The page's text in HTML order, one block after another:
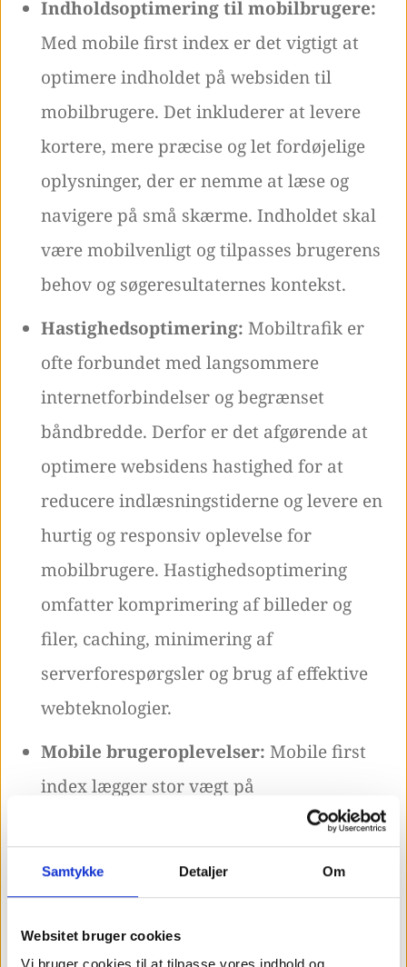
Samtykke Detaljer Om
Websitet bruger cookies
Indholdsoptimering til mobilbrugere:
Med mobile first index er det vigtigt at
optimere indholdet på websiden til
mobilbrugere. Det inkluderer at levere
kortere, mere præcise og let fordøjelige
oplysninger, der er nemme at læse og
navigere på små skærme. Indholdet skal
være mobilvenligt og tilpasses brugerens
behov og søgeresultaternes kontekst.
Hastighedsoptimering: Mobiltrafik er
ofte forbundet med langsommere
internetforbindelser og begrænset
båndbredde. Derfor er det afgørende at
optimere websidens hastighed for at
reducere indlæsningstiderne og levere en
hurtig og responsiv oplevelse for
mobilbrugere. Hastighedsoptimering
omfatter komprimering af billeder og
filer, caching, minimering af
serverforespørgsler og brug af effektive
webteknologier.
Mobile brugeroplevelser: Mobile first
index lægger stor vægt på
brugeroplevelsen på mobile enheder. Det
navigationsmenuer er brugervenlige,
knapper er lette at trykke på med en
finger, tekst er læselig uden zooming, og